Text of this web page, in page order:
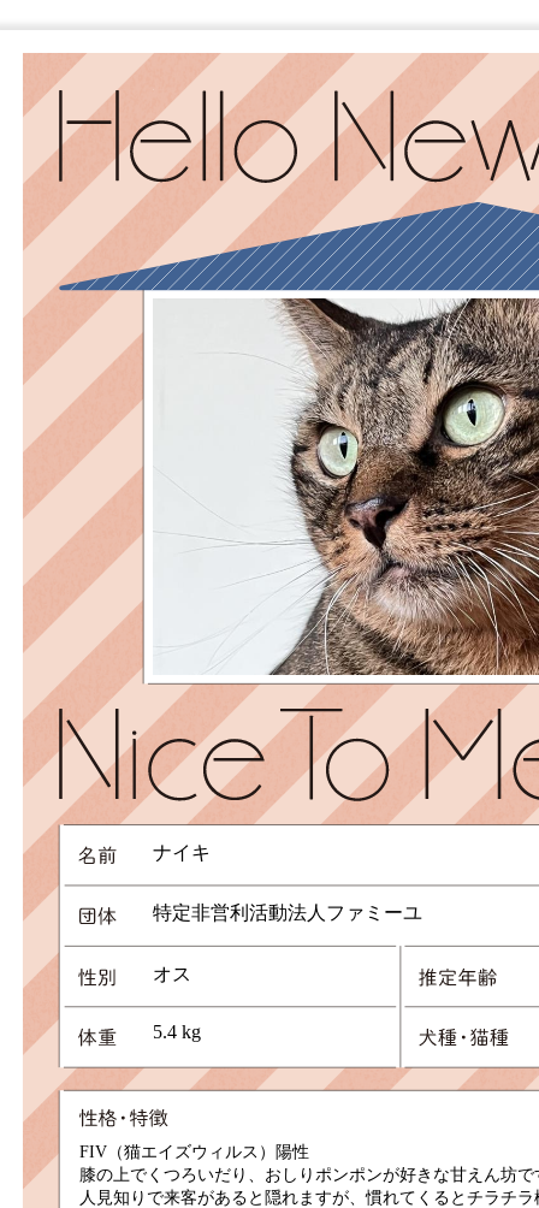
ナイキ
特定非営利活動法人ファミーユ
オス
5.4 kg
FIV（猫エイズウィルス）陽性
膝の上でくつろいだり、おしりポンポンが好きな甘えん坊で
人見知りで来客があると隠れますが、慣れてくるとチラチ